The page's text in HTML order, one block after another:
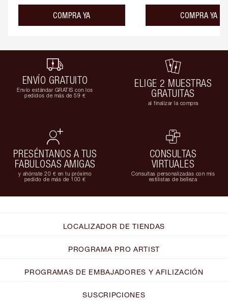
COMPRA YA COMPRA YA
ENVÍO GRATUITO
Envío estándar GRATIS con los
pedidos de más de 59 €
ELIGE 2 MUESTRAS
GRATUITAS
al finalizar la compra
PRESÉNTANOS A TUS
FABULOSAS AMIGAS
y ahórrate 20 € en tu próximo
pedido de más de 100 €
CONSULTAS
VIRTUALES
Consultas personalizadas con mis
estilistas de belleza
LOCALIZADOR DE TIENDAS
PROGRAMA PRO ARTIST
PROGRAMAS DE EMBAJADORES Y AFILIZACIÓN
SUSCRIPCIONES